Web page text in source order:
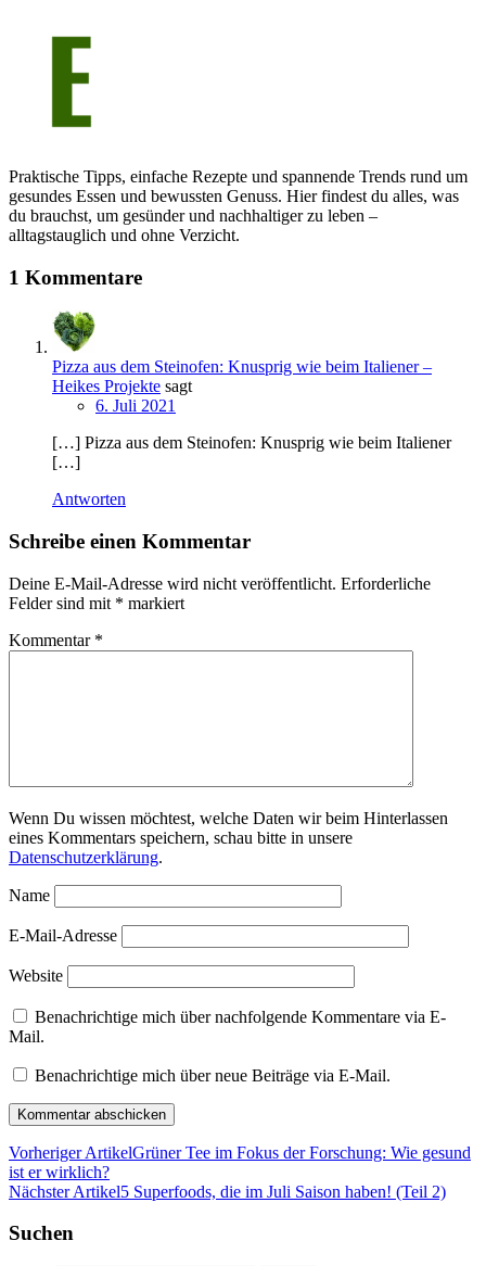
Praktische Tipps, einfache Rezepte und spannende Trends rund um
gesundes Essen und bewussten Genuss. Hier findest du alles, was
du brauchst, um gesünder und nachhaltiger zu leben –
alltagstauglich und ohne Verzicht.
1 Kommentare
Pizza aus dem Steinofen: Knusprig wie beim Italiener –
Heikes Projekte sagt
6. Juli 2021
[…] Pizza aus dem Steinofen: Knusprig wie beim Italiener
[…]
Antworten
Schreibe einen Kommentar
Deine E-Mail-Adresse wird nicht veröffentlicht. Erforderliche
Felder sind mit * markiert
Kommentar *
Wenn Du wissen möchtest, welche Daten wir beim Hinterlassen
eines Kommentars speichern, schau bitte in unsere
Datenschutzerklärung.
Name
E-Mail-Adresse
Website
Benachrichtige mich über nachfolgende Kommentare via E-
Mail.
Benachrichtige mich über neue Beiträge via E-Mail.
Vorheriger ArtikelGrüner Tee im Fokus der Forschung: Wie gesund
ist er wirklich?
Nächster Artikel5 Superfoods, die im Juli Saison haben! (Teil 2)
Suchen